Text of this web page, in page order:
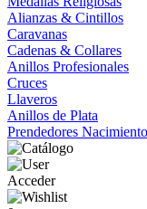
Alianzas & Cintillos
Caravanas
Cadenas & Collares
Anillos Profesionales
Cruces
Llaveros
Anillos de Plata
Prendedores Nacimiento
Acceder